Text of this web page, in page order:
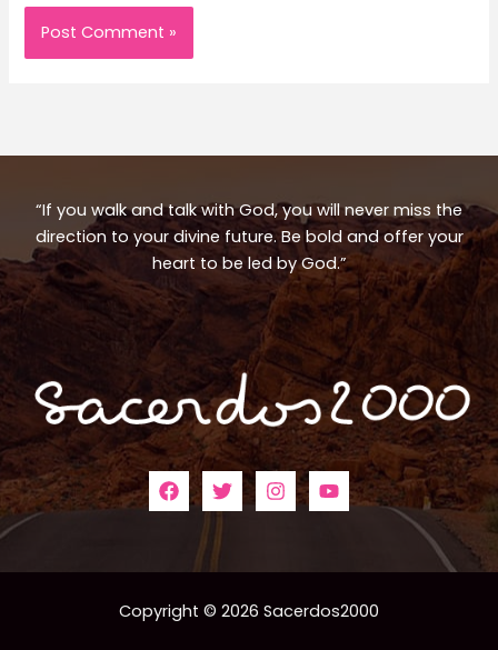
“If you walk and talk with God, you will never miss the
direction to your divine future. Be bold and offer your
heart to be led by God.”
Copyright © 2026 Sacerdos2000